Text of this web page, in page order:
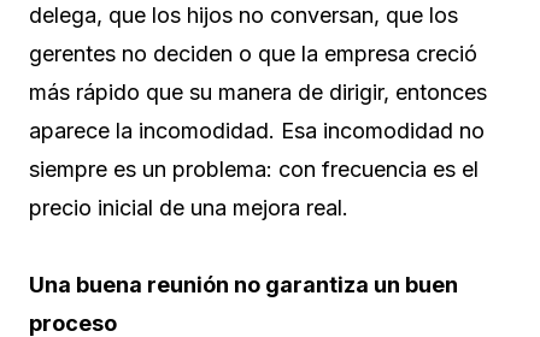
delega, que los hijos no conversan, que los
gerentes no deciden o que la empresa creció
más rápido que su manera de dirigir, entonces
aparece la incomodidad. Esa incomodidad no
siempre es un problema: con frecuencia es el
precio inicial de una mejora real.
Una buena reunión no garantiza un buen
proceso